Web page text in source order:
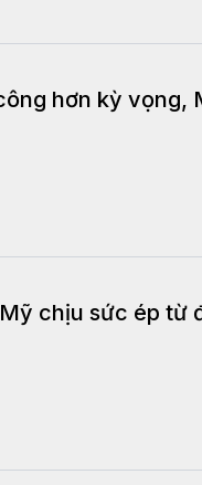
hơn kỳ vọng,
chịu sức ép từ